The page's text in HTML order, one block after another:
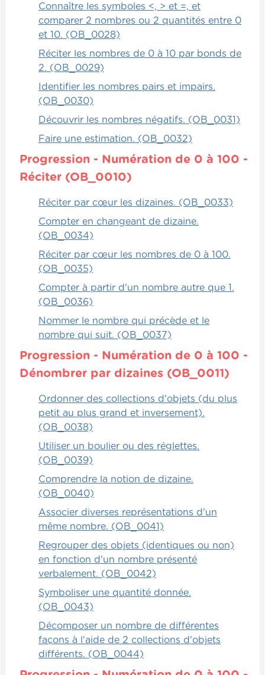
Connaître les symboles <, > et =, et
comparer 2 nombres ou 2 quantités entre 0
et 10. (OB_0028)
Réciter les nombres de 0 à 10 par bonds de
2. (OB_0029)
Identifier les nombres pairs et impairs.
(OB_0030)
Découvrir les nombres négatifs. (OB_0031)
Faire une estimation. (OB_0032)
Progression - Numération de 0 à 100 -
Réciter (OB_0010)
Réciter par cœur les dizaines. (OB_0033)
Compter en changeant de dizaine.
(OB_0034)
Réciter par cœur les nombres de 0 à 100.
(OB_0035)
Compter à partir d'un nombre autre que 1.
(OB_0036)
Nommer le nombre qui précède et le
nombre qui suit. (OB_0037)
Progression - Numération de 0 à 100 -
Dénombrer par dizaines (OB_0011)
Ordonner des collections d'objets (du plus
petit au plus grand et inversement).
(OB_0038)
Utiliser un boulier ou des réglettes.
(OB_0039)
Comprendre la notion de dizaine.
(OB_0040)
Associer diverses représentations d'un
même nombre. (OB_0041)
Regrouper des objets (identiques ou non)
en fonction d'un nombre présenté
verbalement. (OB_0042)
Symboliser une quantité donnée.
(OB_0043)
Décomposer un nombre de différentes
façons à l'aide de 2 collections d'objets
différents. (OB_0044)